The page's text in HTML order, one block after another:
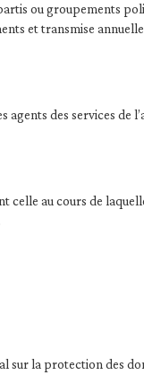
ou groupements
et transmise
agents des services
celle au cours de
la protection des